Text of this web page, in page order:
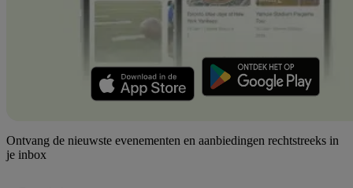
Ontvang de nieuwste evenementen en aanbiedingen rechtstreeks in
je inbox